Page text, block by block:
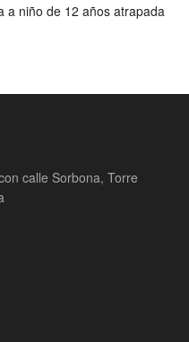
a niño de 12 años atrapada
calle Sorbona, Torre